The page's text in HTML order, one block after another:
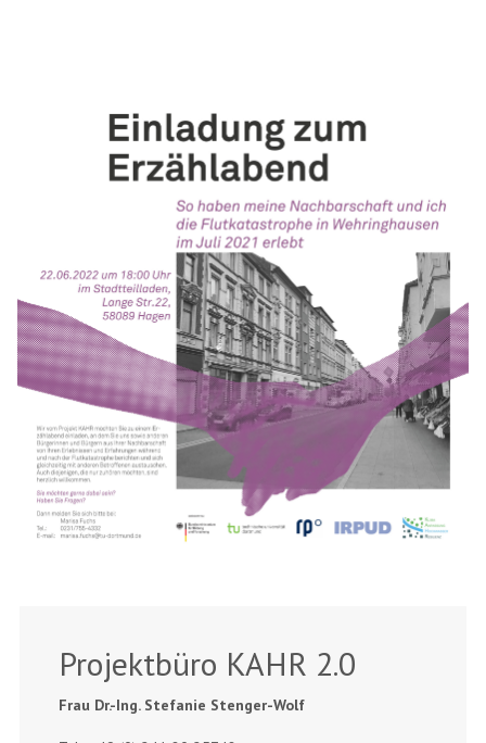
Projektbüro KAHR 2.0
Frau Dr.-Ing. Stefanie Stenger-Wolf